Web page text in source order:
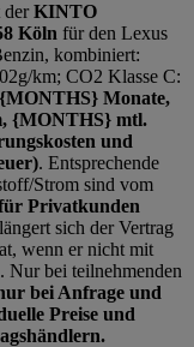
derKINTO
Köln für den Lexus
kombiniert:
km; CO2 Klasse C:
Monate,
{MONTHS} mtl.
und
. Entsprechende
Strom sind vom
Privatkunden
sich der Vertrag
wenn er nicht mit
bei teilnehmenden
bei Anfrage und
Preise und